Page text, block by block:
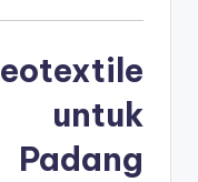
untuk